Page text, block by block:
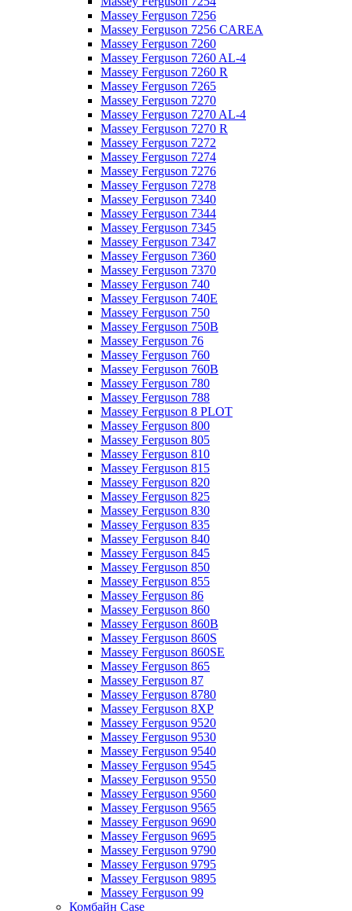
Massey Ferguson 7256
Massey Ferguson 7256 CAREA
Massey Ferguson 7260
Massey Ferguson 7260 AL-4
Massey Ferguson 7260 R
Massey Ferguson 7265
Massey Ferguson 7270
Massey Ferguson 7270 AL-4
Massey Ferguson 7270 R
Massey Ferguson 7272
Massey Ferguson 7274
Massey Ferguson 7276
Massey Ferguson 7278
Massey Ferguson 7340
Massey Ferguson 7344
Massey Ferguson 7345
Massey Ferguson 7347
Massey Ferguson 7360
Massey Ferguson 7370
Massey Ferguson 740
Massey Ferguson 740E
Massey Ferguson 750
Massey Ferguson 750B
Massey Ferguson 76
Massey Ferguson 760
Massey Ferguson 760B
Massey Ferguson 780
Massey Ferguson 788
Massey Ferguson 8 PLOT
Massey Ferguson 800
Massey Ferguson 805
Massey Ferguson 810
Massey Ferguson 815
Massey Ferguson 820
Massey Ferguson 825
Massey Ferguson 830
Massey Ferguson 835
Massey Ferguson 840
Massey Ferguson 845
Massey Ferguson 850
Massey Ferguson 855
Massey Ferguson 86
Massey Ferguson 860
Massey Ferguson 860B
Massey Ferguson 860S
Massey Ferguson 860SE
Massey Ferguson 865
Massey Ferguson 87
Massey Ferguson 8780
Massey Ferguson 8XP
Massey Ferguson 9520
Massey Ferguson 9530
Massey Ferguson 9540
Massey Ferguson 9545
Massey Ferguson 9550
Massey Ferguson 9560
Massey Ferguson 9565
Massey Ferguson 9690
Massey Ferguson 9695
Massey Ferguson 9790
Massey Ferguson 9795
Massey Ferguson 9895
Massey Ferguson 99
Комбайн Case